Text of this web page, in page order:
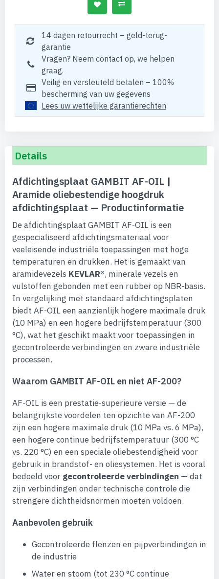
14 dagen retourrecht – geld-terug-
garantie
Vragen? Neem contact op, we helpen
graag.
Veilig en versleuteld betalen – 100%
bescherming van uw gegevens
Lees uw wettelijke garantierechten
Details
Afdichtingsplaat GAMBIT AF-OIL |
Aramide oliebestendige hoogdruk
afdichtingsplaat — Productinformatie
De afdichtingsplaat GAMBIT AF-OIL is een
gespecialiseerd afdichtingsmateriaal voor
veeleisende industriële toepassingen met hoge
temperaturen en drukken. Het is gemaakt van
aramidevezels KEVLAR®, minerale vezels en
vulstoffen gebonden met een rubber op NBR-basis.
In vergelijking met standaard afdichtingsplaten
biedt AF-OIL een aanzienlijk hogere maximale druk
(10 MPa) en een hogere bedrijfstemperatuur (300
°C), wat het geschikt maakt voor toepassingen in
gecontroleerde verbindingen en zware industriële
processen.
Waarom GAMBIT AF-OIL en niet AF-200?
AF-OIL is een prestatie-superieure versie — de
belangrijkste voordelen ten opzichte van AF-200
zijn een hogere maximale druk (10 MPa vs. 6 MPa),
een hogere continue bedrijfstemperatuur (300 °C
vs. 220 °C) en een speciale oliebestendigheid voor
gebruik in brandstof- en oliesystemen. Het is vooral
bedoeld voor gecontroleerde verbindingen — dat
zijn verbindingen onder technische controle die
strengere dichtheidsnormen moeten voldoen.
Aanbevolen gebruik
Gecontroleerde flenzen en pijpverbindingen in
de industrie
Water en stoom (tot 230 °C continue